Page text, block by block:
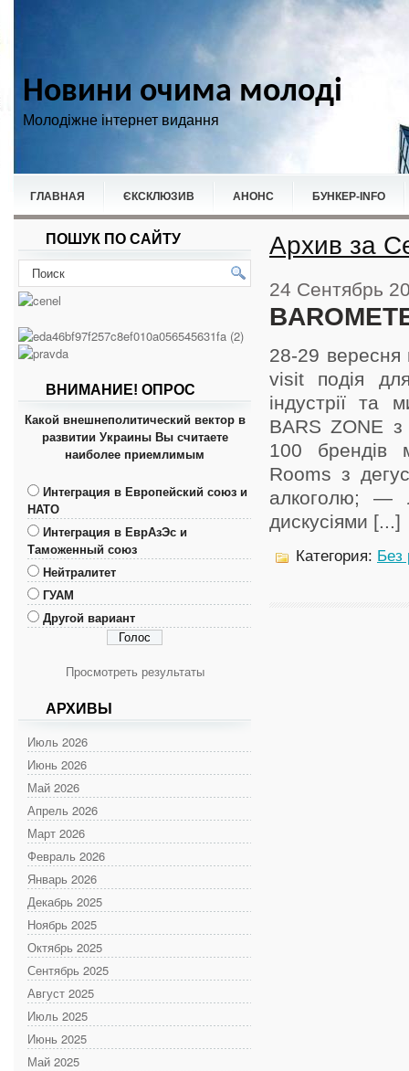
Новини очима молоді
Молодіжне інтернет видання
ГЛАВНАЯ ЄКСКЛЮЗИВ АНОНС БУНКЕР-ІNFO
НОВИНИ СПОРТ
ПОШУК ПО САЙТУ
ВНИМАНИЕ! ОПРОС
Какой внешнеполитический вектор в
развитии Украины Вы считаете
наиболее приемлимым
Интеграция в Европейский союз и
НАТО
Интеграция в ЕврАзЭс и
Таможенный союз
Нейтралитет
ГУАМ
Другой вариант
Просмотреть результаты
АРХИВЫ
Июль 2026
Июнь 2026
Май 2026
Апрель 2026
Март 2026
Февраль 2026
Январь 2026
Декабрь 2025
Ноябрь 2025
Октябрь 2025
Сентябрь 2025
Август 2025
Июль 2025
Июнь 2025
Май 2025
Архив за
24 Сентябрь
28-29 вересня
visit подія
індустрії та
BARS ZONE
100 брендів
Rooms з
алкоголю; —
дискусіями [...]
Категория: Без